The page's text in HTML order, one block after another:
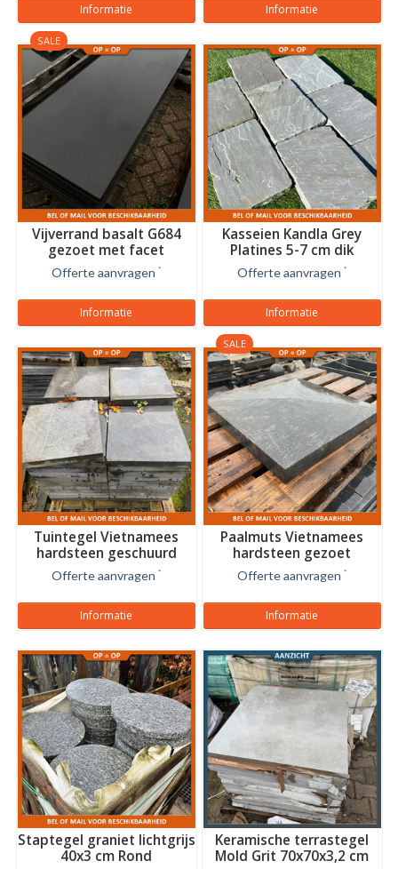
SALE
Informatie Informatie
Vijverrand basalt G684
gezoet met facet
Offerte aanvragen *
Informatie
SALE
Kasseien Kandla Grey
Platines 5-7 cm dik
Offerte aanvragen *
Informatie
Tuintegel Vietnamees
hardsteen geschuurd
getrommeld
Offerte aanvragen *
Informatie
Paalmuts Vietnamees
hardsteen gezoet
Offerte aanvragen *
Informatie
Staptegel graniet lichtgrijs
40x3 cm Rond
Keramische terrastegel
Mold Grit 70x70x3,2 cm